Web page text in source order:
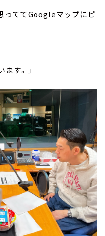
っててGoogleマップにピ
ます。」